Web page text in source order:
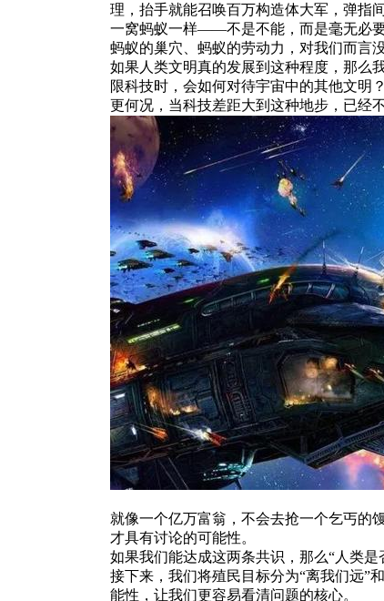
理，抬手就能召唤百万构造体大军，弹指
一窝蚂蚁一样——不是不能，而是毫无必要
蚂蚁的巢穴、蚂蚁的劳动力，对我们而言
如果人类文明真的发展到这种程度，那么
限科技时，会如何对待宇宙中的其他文明？
更何况，当科技差距大到这种地步，已经
就像一个亿万富翁，不会去抢一个乞丐的
才具有讨论的可能性。
如果我们能达成这两条共识，那么“人类
接下来，我们将殖民目标分为“离我们远”
能性，让我们更容易看清问题的核心。